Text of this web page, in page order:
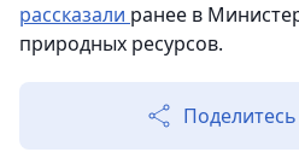
рассказали ранее в
природных ресурсов.